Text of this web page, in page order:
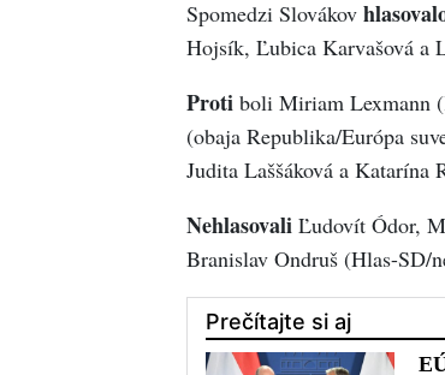
Spomedzi Slovákov
Hojsík, Ľubica Karvašová a
Proti boli Miriam Lexmann
(obaja Republika/Európa
Judita Laššáková a Katarína
Nehlasovali Ľudovít Ódor,
Branislav Ondruš (Hlas-SD/